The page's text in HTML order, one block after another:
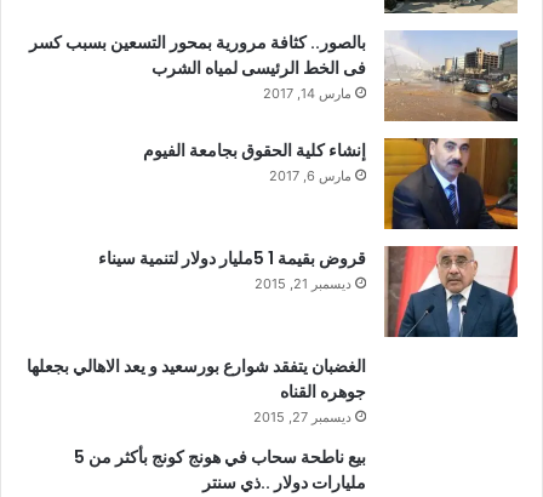
بالصور.. كثافة مرورية بمحور التسعين بسبب كسر
فى الخط الرئيسى لمياه الشرب
مارس 14, 2017
إنشاء كلية الحقوق بجامعة الفيوم
مارس 6, 2017
قروض بقيمة 1 5مليار دولار لتنمية سيناء
ديسمبر 21, 2015
الغضبان يتفقد شوارع بورسعيد و يعد الاهالي بجعلها
جوهره القناه
ديسمبر 27, 2015
بيع ناطحة سحاب في هونج كونج بأكثر من 5
مليارات دولار ..ذي سنتر